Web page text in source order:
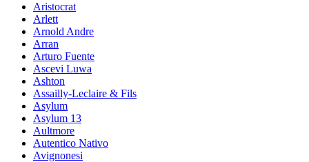
Aristocrat
Arlett
Arnold Andre
Arran
Arturo Fuente
Ascevi Luwa
Ashton
Assailly-Leclaire & Fils
Asylum
Asylum 13
Aultmore
Autentico Nativo
Avignonesi